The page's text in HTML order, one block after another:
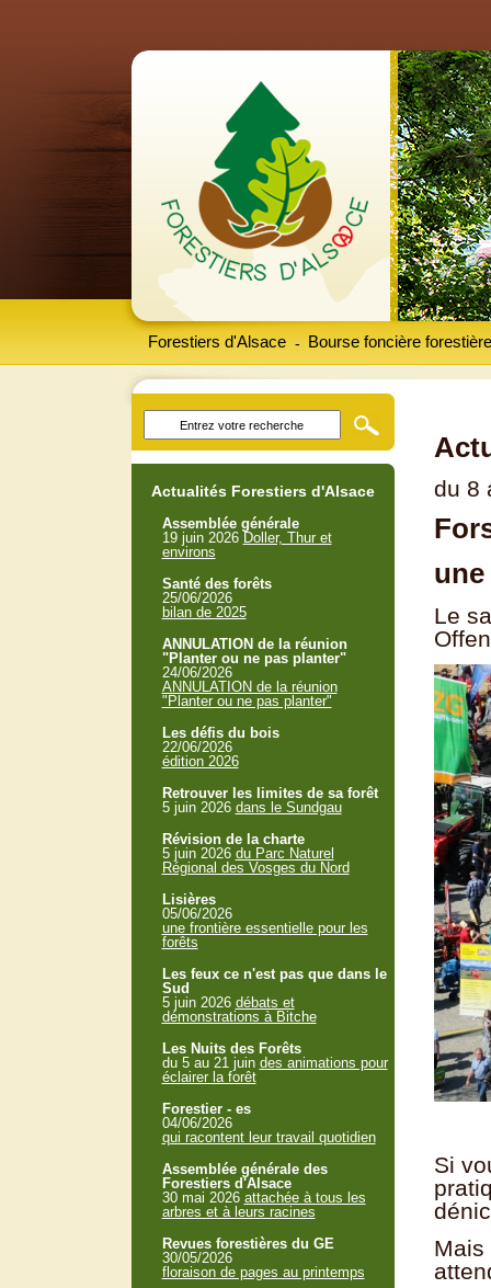
Forestiers d'Alsace Bourse foncière forestière
-
du 8
Le
Si
Mais
Actualités Forestiers d'Alsace
Assemblée générale
19 juin 2026 Doller, Thur et
environs
Santé des forêts
25/06/2026
bilan de 2025
ANNULATION de la réunion
"Planter ou ne pas planter"
24/06/2026
ANNULATION de la réunion
"Planter ou ne pas planter"
Les défis du bois
22/06/2026
édition 2026
Retrouver les limites de sa forêt
5 juin 2026 dans le Sundgau
Révision de la charte
5 juin 2026 du Parc Naturel
Régional des Vosges du Nord
Lisières
05/06/2026
une frontière essentielle pour les
forêts
Les feux ce n'est pas que dans le
Sud
5 juin 2026 débats et
démonstrations à Bitche
Les Nuits des Forêts
du 5 au 21 juin des animations pour
éclairer la forêt
Forestier - es
04/06/2026
qui racontent leur travail quotidien
Assemblée générale des
Forestiers d'Alsace
30 mai 2026 attachée à tous les
arbres et à leurs racines
Revues forestières du GE
30/05/2026
floraison de pages au printemps